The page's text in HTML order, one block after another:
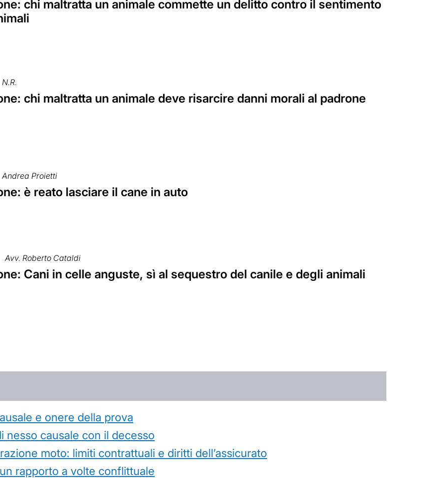
chi maltratta un animale commette un delitto contro il sentimento
N.R.
chi maltratta un animale deve risarcire danni morali al padrone
Andrea Proietti
è reato lasciare il cane in auto
Avv. Roberto Cataldi
Cani in celle anguste, sì al sequestro del canile e degli animali
e onere della prova
nesso causale con il decesso
moto: limiti contrattuali e diritti dell’assicurato
rapporto a volte conflittuale